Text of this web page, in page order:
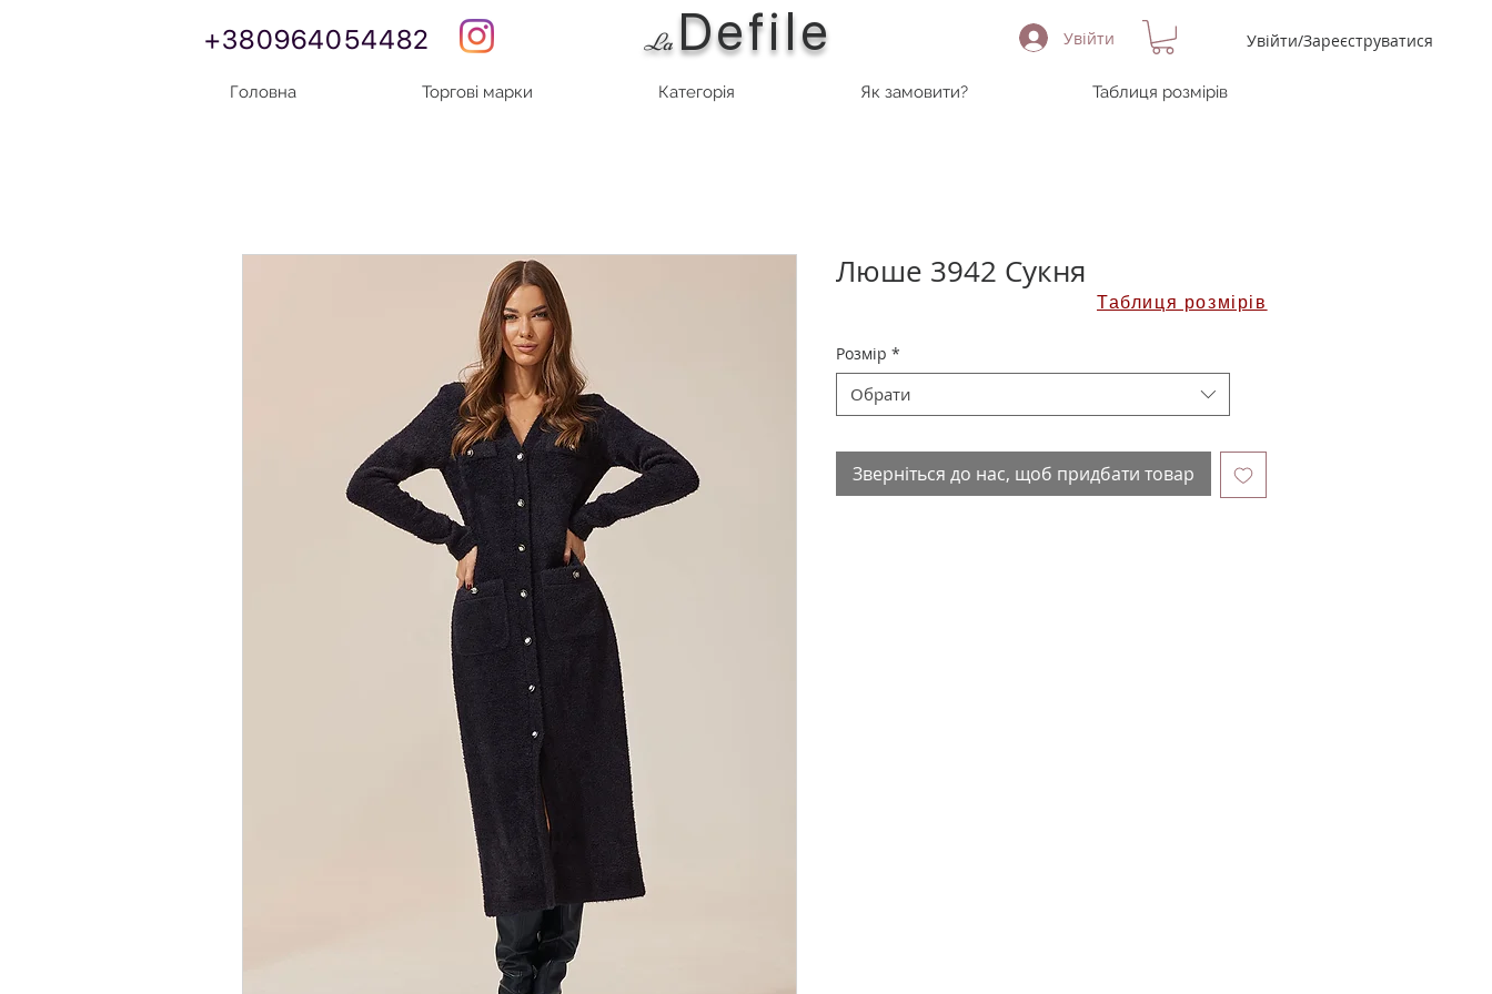
+380964054482 La Defile Увійти Увійти/Зареєструватися
Головна Торгові марки Категорія Як замовити? Таблиця розмірів
Люше 3942 Сукня
Розмір *
Обрати
Зверніться до нас, щоб придбати товар
Таблиця розмірів